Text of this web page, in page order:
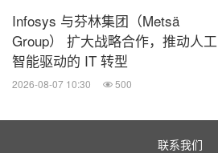
Infosys 与芬林集团（Metsä
Group） 扩大战略合作，推动人工
智能驱动的 IT 转型
2026-08-07 10:30 500
联系我们